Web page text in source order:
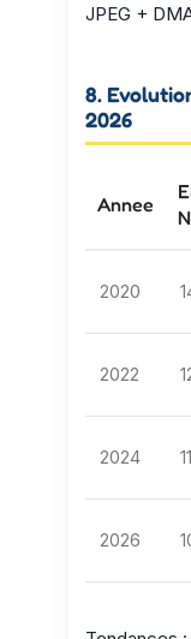
JPEG +
8.
2026
Annee
2020
2022
2024
2026